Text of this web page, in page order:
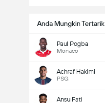
Anda Mungkin Tertarik
Paul Pogba
Monaco
Achraf Hakimi
PSG
Ansu Fati